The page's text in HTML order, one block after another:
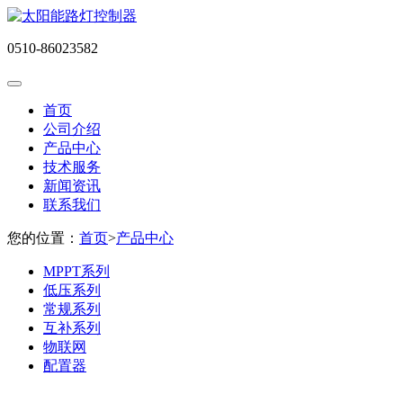
0510-86023582
首页
公司介绍
产品中心
技术服务
新闻资讯
联系我们
您的位置： 首页>产品中心
MPPT系列
低压系列
常规系列
互补系列
物联网
配置器